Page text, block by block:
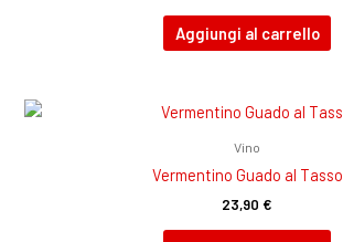
Aggiungi al carrello
Vino
Vermentino Guado al Tasso
23,90 €